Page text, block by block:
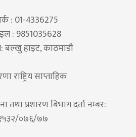
: 01-4336275
: 9851035628
बल्खु हाइट, काठमाडौं
राष्ट्रिय साप्ताहिक
तथा प्रशारण बिभाग दर्ता नम्बर:
०७६/७७